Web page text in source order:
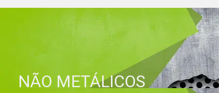
NÃO METÁLICOS